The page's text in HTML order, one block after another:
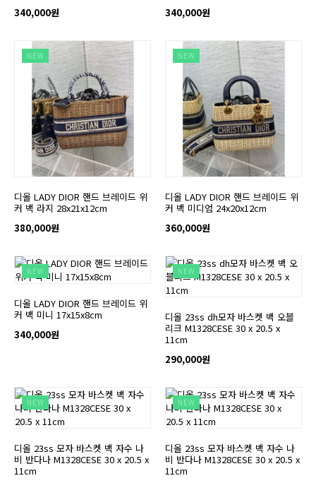
340,000원
340,000원
NEW
디올 LADY DIOR 핸드 브레이드 위
커 백 라지 28x21x12cm
380,000원
NEW
디올 LADY DIOR 핸드 브레이드 위
커 백 미디엄 24x20x12cm
360,000원
NEW
디올 LADY DIOR 핸드 브레이드 위
커 백 미니 17x15x8cm
340,000원
NEW
디올 23ss dh모자 바스켓 백 오블
리크 M1328CESE 30 x 20.5 x
11cm
290,000원
NEW
디올 23ss 모자 바스켓 백 자수 나
비 반다나 M1328CESE 30 x 20.5 x
11cm
NEW
디올 23ss 모자 바스켓 백 자수 나
비 반다나 M1328CESE 30 x 20.5 x
11cm